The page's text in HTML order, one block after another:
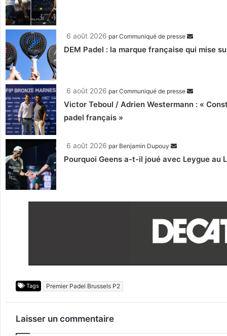
6 août 2026 parCommuniqué de presse
DEM Padel : la marque française qui mise
6 août 2026 parCommuniqué de presse
Victor Teboul / Adrien Westermann : «
padel français »
6 août 2026 par Benjamin Dupouy
Pourquoi Geens a-t-il joué avec Leygue au
Tags Premier Padel Brussels P2
Laisser un commentaire